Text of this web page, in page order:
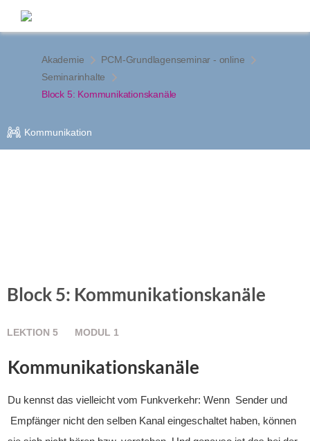
Akademie
PCM-Grundlagenseminar - online
Seminarinhalte
Block 5: Kommunikationskanäle
Kommunikation
Block 5: Kommunikationskanäle
LEKTION 5 MODUL 1
Kommunikationskanäle
Du kennst das vielleicht vom Funkverkehr: Wenn Sender und
Empfänger nicht den selben Kanal eingeschaltet haben, können